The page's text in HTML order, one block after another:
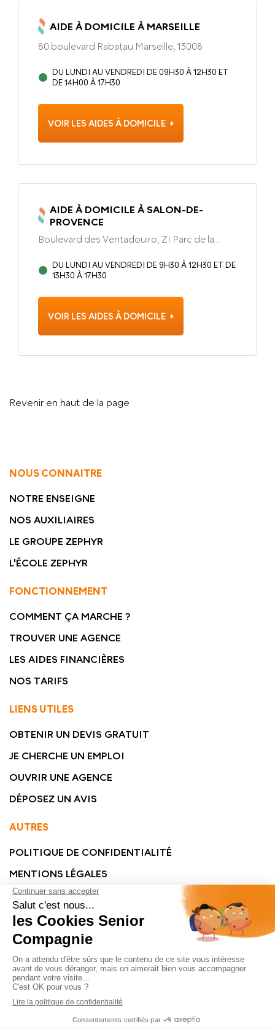
AIDE À DOMICILE À MARSEILLE
80 boulevard Rabatau Marseille, 13008
DU LUNDI AU VENDREDI DE 09H30 À 12H30 ET
DE 14H00 À 17H30
VOIR LES AIDES À DOMICILE
AIDE À DOMICILE À SALON-DE-
PROVENCE
Boulevard des Ventadouiro, ZI Parc de la
DU LUNDI AU VENDREDI DE 9H30 À 12H30 ET DE
13H30 À 17H30
VOIR LES AIDES À DOMICILE
Revenir en haut de la page
NOUS CONNAITRE
NOTRE ENSEIGNE
NOS AUXILIAIRES
LE GROUPE ZEPHYR
L'ÉCOLE ZEPHYR
FONCTIONNEMENT
COMMENT ÇA MARCHE ?
TROUVER UNE AGENCE
LES AIDES FINANCIÈRES
NOS TARIFS
LIENS UTILES
OBTENIR UN DEVIS GRATUIT
JE CHERCHE UN EMPLOI
OUVRIR UNE AGENCE
DÉPOSEZ UN AVIS
AUTRES
POLITIQUE DE CONFIDENTIALITÉ
MENTIONS LÉGALES